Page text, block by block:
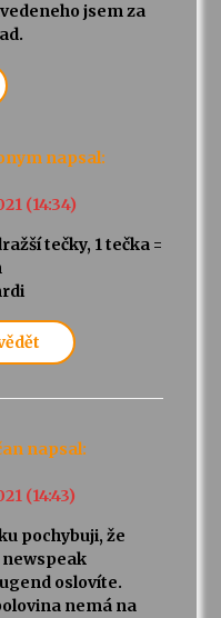
jsem za
napsal:
(14:34)
tečky, 1 tečka =
napsal:
(14:43)
pochybuji, že
oslovíte.
nemá na